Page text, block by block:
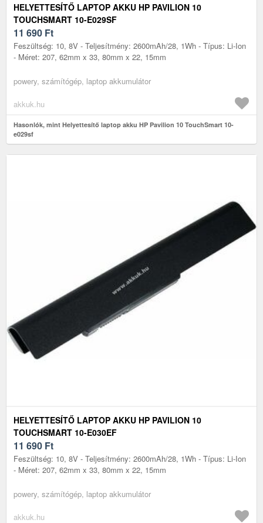
HELYETTESÍTŐ LAPTOP AKKU HP PAVILION 10
TOUCHSMART 10-E029SF
11 690 Ft
Feszültség: 10, 8V - Teljesítmény: 2600mAh/28, 1Wh - Típus: Li-Ion
- Méret: 207, 62mm x 33, 80mm x 22, 15mm
powery, számítógép, laptop akkumulátor
akkuk.hu
Hasonlók, mint Helyettesítő laptop akku HP Pavilion 10 TouchSmart 10-
e029sf
HELYETTESÍTŐ LAPTOP AKKU HP PAVILION 10
TOUCHSMART 10-E030EF
11 690 Ft
Feszültség: 10, 8V - Teljesítmény: 2600mAh/28, 1Wh - Típus: Li-Ion
- Méret: 207, 62mm x 33, 80mm x 22, 15mm
powery, számítógép, laptop akkumulátor
akkuk.hu